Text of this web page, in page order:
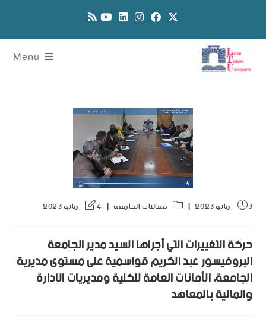
Menu
3 مايو 2023 فعاليات الجامعة 4 مايو 2023
حركة التغييرات التي أجراها السيد مدير الجامعة
البروفيسور عبد الكريم قواسمية على مستوى مديرية
الجامعة، الأمانات العامة للكلية ومديريات الإدارة
والمالية بالمعاهد